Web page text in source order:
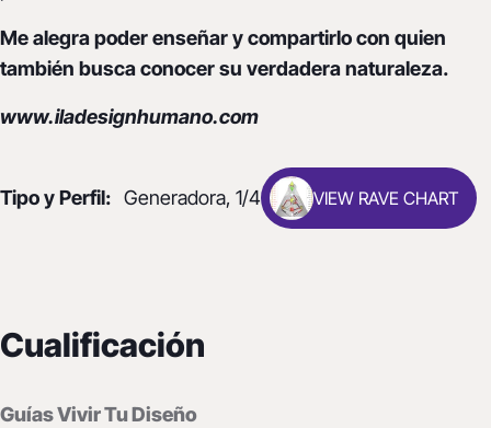
Me alegra poder enseñar y compartirlo con quien
también busca conocer su verdadera naturaleza.
www.iladesignhumano.com
Tipo y Perfil: Generadora, 1/4 VIEW RAVE CHART
Cualificación
Guías Vivir Tu Diseño